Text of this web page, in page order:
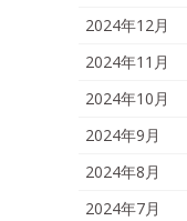
2024年12月
2024年11月
2024年10月
2024年9月
2024年8月
2024年7月